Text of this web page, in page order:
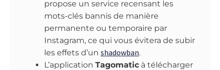
propose un service recensant les
mots-clés bannis de manière
permanente ou temporaire par
Instagram, ce qui vous évitera de subir
les effets d’un shadowban.
L’application Tagomatic à télécharger